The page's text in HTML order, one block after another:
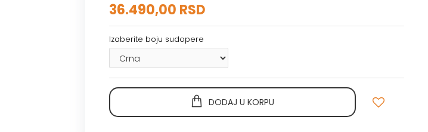
36.490,00 RSD
Izaberite boju sudopere
DODAJ U KORPU